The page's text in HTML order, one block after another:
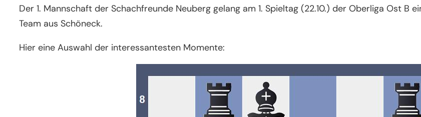
Der 1. Mannschaft der Schachfreunde Neuberg gelang am 1. Spieltag (22.10.) der Oberliga Ost B
Team aus Schöneck.
Hier eine Auswahl der interessantesten Momente: